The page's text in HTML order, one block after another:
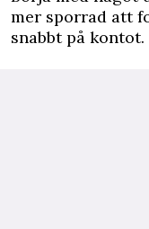
mer sporrad att
snabbt på kontot.